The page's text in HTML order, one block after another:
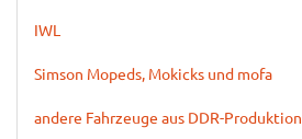
IWL
Simson Mopeds, Mokicks und mofa
andere Fahrzeuge aus DDR-Produktion